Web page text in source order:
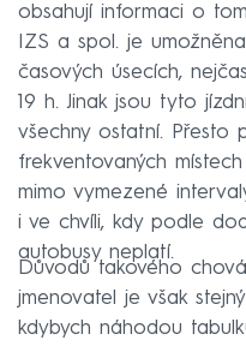
obsahují informaci o
IZS a spol. je
časových úsecích,
19 h. Jinak jsou tyto
všechny ostatní. Přesto
frekventovaných
mimo vymezené
i ve chvíli, kdy podle
autobusy neplatí.
Důvodů takového
jmenovatel je však
kdybych náhodou